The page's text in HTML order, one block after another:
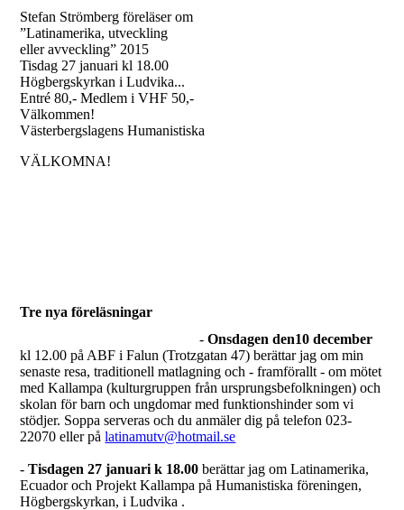
Stefan Strömberg föreläser om
”Latinamerika, utveckling
eller avveckling” 2015
Tisdag 27 januari kl 18.00
Högbergskyrkan i Ludvika...
Entré 80,- Medlem i VHF 50,-
Välkommen!
Västerbergslagens Humanistiska
VÄLKOMNA!
Tre nya föreläsningar
-Onsdagen den10 december
kl 12.00 på ABF i Falun (Trotzgatan 47) berättar jag om min
senaste resa, traditionell matlagning och - framförallt - om mötet
med Kallampa (kulturgruppen från ursprungsbefolkningen) och
skolan för barn och ungdomar med funktionshinder som vi
stödjer. Soppa serveras och du anmäler dig på telefon 023-
22070 eller pålatinamutv@hotmail.se
-Tisdagen 27 januari k 18.00 berättar jag om Latinamerika,
Ecuador och Projekt Kallampa på Humanistiska föreningen,
Högbergskyrkan, i Ludvika .